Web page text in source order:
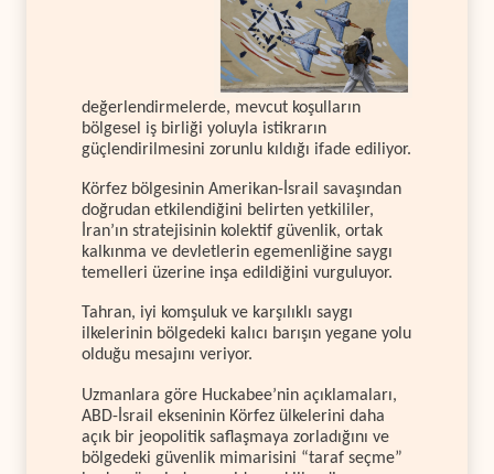
değerlendirmelerde, mevcut koşulların
bölgesel iş birliği yoluyla istikrarın
güçlendirilmesini zorunlu kıldığı ifade ediliyor.
Körfez bölgesinin Amerikan-İsrail savaşından
doğrudan etkilendiğini belirten yetkililer,
İran’ın stratejisinin kolektif güvenlik, ortak
kalkınma ve devletlerin egemenliğine saygı
temelleri üzerine inşa edildiğini vurguluyor.
Tahran, iyi komşuluk ve karşılıklı saygı
ilkelerinin bölgedeki kalıcı barışın yegane yolu
olduğu mesajını veriyor.
Uzmanlara göre Huckabee’nin açıklamaları,
ABD-İsrail ekseninin Körfez ülkelerini daha
açık bir jeopolitik saflaşmaya zorladığını ve
bölgedeki güvenlik mimarisini “taraf seçme”